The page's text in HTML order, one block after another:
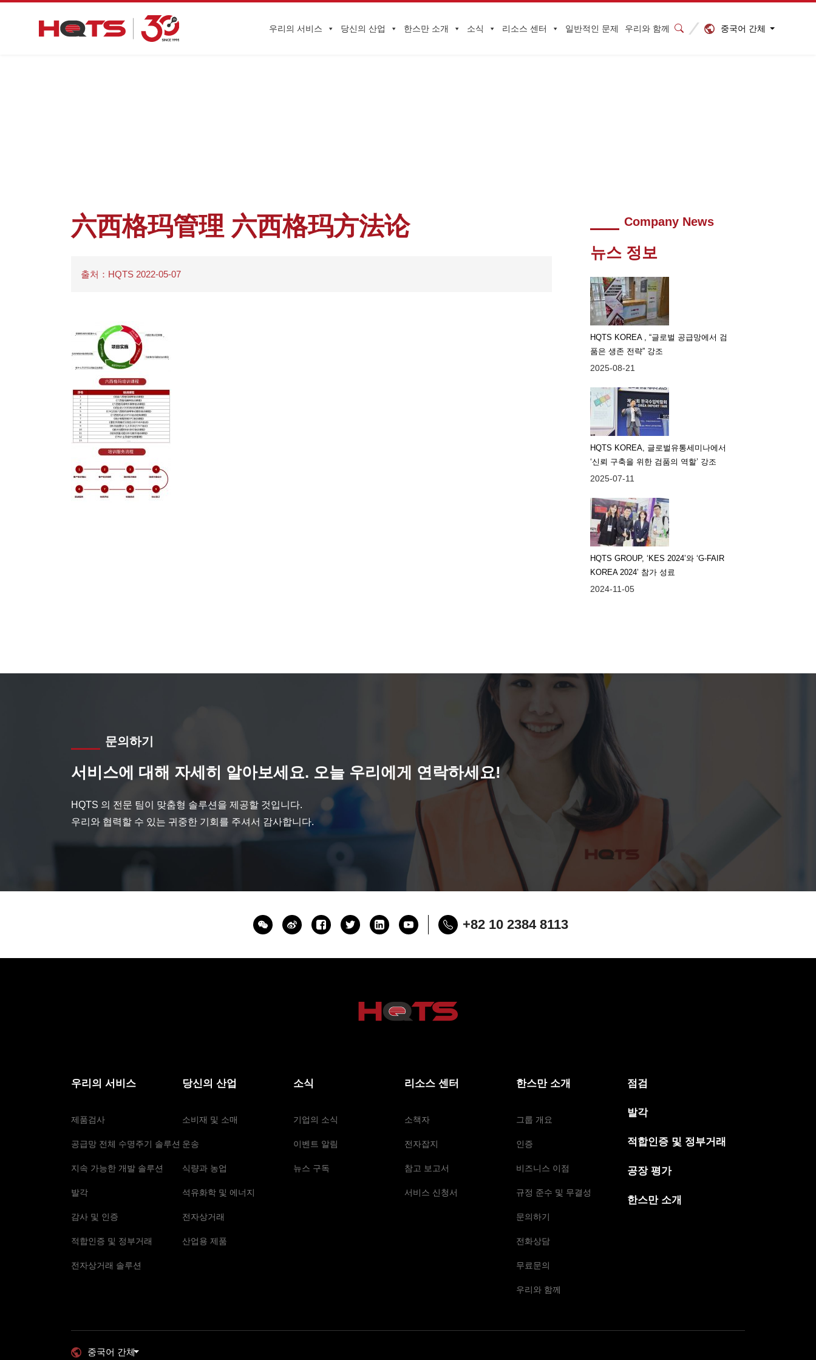
우리의 서비스 당신의 산업 한스만 소개 소식 리소스 센터 일반적인 문제 우리와 함께 중국어 간체
六西格玛管理 六西格玛方法论
출처：HQTS 2022-05-07
Company News
뉴스 정보
HQTS KOREA , “글로벌 공급망에서 검
품은 생존 전략” 강조
2025-08-21
HQTS KOREA, 글로벌유통세미나에서
‘신뢰 구축을 위한 검품의 역할’ 강조
2025-07-11
HQTS GROUP, ‘KES 2024’와 ‘G-FAIR
KOREA 2024’ 참가 성료
2024-11-05
문의하기
서비스에 대해 자세히 알아보세요. 오늘 우리에게 연락하세요!
HQTS 의 전문 팀이 맞춤형 솔루션을 제공할 것입니다.
우리와 협력할 수 있는 귀중한 기회를 주셔서 감사합니다.
+82 10 2384 8113
우리의 서비스
제품검사
공급망 전체 수명주기 솔루션
지속 가능한 개발 솔루션
발각
감사 및 인증
적합인증 및 정부거래
전자상거래 솔루션
당신의 산업
소비재 및 소매
운송
식량과 농업
석유화학 및 에너지
전자상거래
산업용 제품
소식
기업의 소식
이벤트 알림
뉴스 구독
리소스 센터
소책자
전자잡지
참고 보고서
서비스 신청서
한스만 소개
그룹 개요
인증
비즈니스 이점
규정 준수 및 무결성
문의하기
전화상담
무료문의
우리와 함께
점검
발각
적합인증 및 정부거래
공장 평가
한스만 소개
중국어 간체